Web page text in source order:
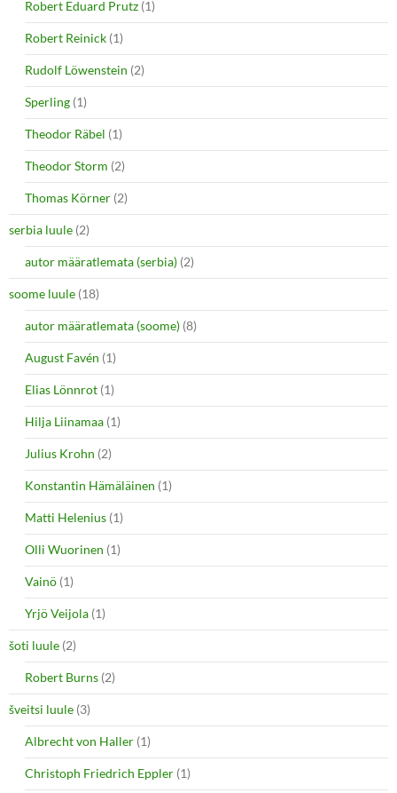
Robert Eduard Prutz (1)
Robert Reinick (1)
Rudolf Löwenstein (2)
Sperling (1)
Theodor Räbel (1)
Theodor Storm (2)
Thomas Körner (2)
serbia luule (2)
autor määratlemata (serbia) (2)
soome luule (18)
autor määratlemata (soome) (8)
August Favén (1)
Elias Lönnrot (1)
Hilja Liinamaa (1)
Julius Krohn (2)
Konstantin Hämäläinen (1)
Matti Helenius (1)
Olli Wuorinen (1)
Vainö (1)
Yrjö Veijola (1)
šoti luule (2)
Robert Burns (2)
šveitsi luule (3)
Albrecht von Haller (1)
Christoph Friedrich Eppler (1)